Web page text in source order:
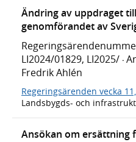
Ändring av uppdraget
genomförandet av
LI2024/01829, LI2025/ ·
Fredrik Ahlén
Regeringsärenden vecka
Landsbygds- och
Ansökan om ersättning